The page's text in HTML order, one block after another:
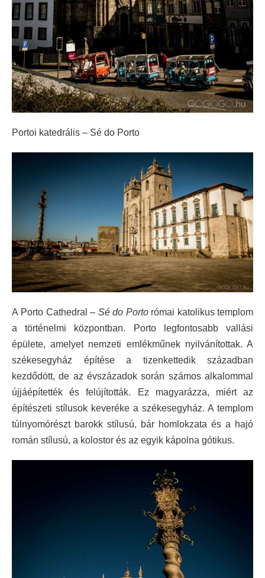
Portoi katedrális – Sé do Porto
A Porto Cathedral – Sé do Portorómai katolikus templom
a történelmi központban. Porto legfontosabb vallási
épülete, amelyet nemzeti emlékműnek nyilvánítottak. A
székesegyház építése a tizenkettedik században
kezdődött, de az évszázadok során számos alkalommal
újjáépítették és felújították. Ez magyarázza, miért az
építészeti stílusok keveréke a székesegyház. A templom
túlnyomórészt barokk stílusú, bár homlokzata és a hajó
román stílusú, a kolostor és az egyik kápolna gótikus.